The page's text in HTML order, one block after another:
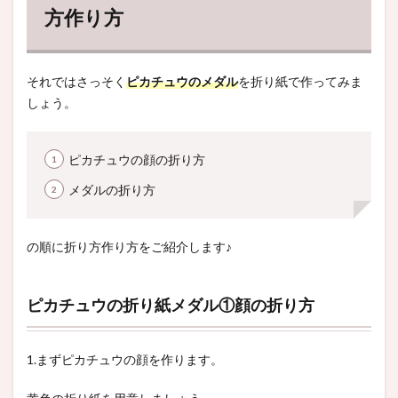
方作り方
それではさっそく ピカチュウのメダルを折り紙で作ってみま
しょう。
ピカチュウの顔の折り方
メダルの折り方
の順に折り方作り方をご紹介します♪
ピカチュウの折り紙メダル①顔の折り方
1.まずピカチュウの顔を作ります。